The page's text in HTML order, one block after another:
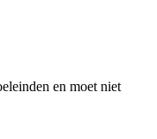
en moet niet